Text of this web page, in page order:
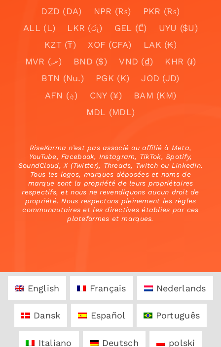
DZD (DA)
NPR (₨)
PKR (₨)
ALL (L)
LKR (රු) GEL (₾)
UYU ($U)
KZT (₸)
XOF (CFA)
LAK (₭)
MVR (.ރ)
BND ($) VND (₫)
KHR (៛)
BTN (Nu.)
PGK (K)
JOD (JD)
AFN (؋)
CNY (¥)
BAM (KM)
MDL (MDL)
RiseKarma n’est pas associé ou affilié à Meta,
YouTube, Facebook, Instagram, TikTok, Spotify,
SoundCloud, X (Twitter), Threads, Twitch ou LinkedIn.
Tous les logos, marques déposées et noms de
marque sont la propriété de leurs propriétaires
respectifs, et nous ne revendiquons aucun droit de
propriété. Nous respectons pleinement les règles
communautaires et les directives établies par ces
plateformes et marques.
English Français Nederlands
Dansk Español Português
Italiano Deutsch polski